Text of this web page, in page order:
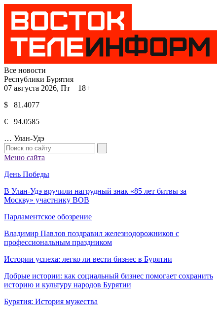
Все новости
Республики Бурятия
07 августа 2026, Пт 18+
$ 81.4077
€ 94.0585
… Улан-Удэ
Меню сайта
День Победы
В Улан-Удэ вручили нагрудный знак «85 лет битвы за
Москву» участнику ВОВ
Парламентское обозрение
Владимир Павлов поздравил железнодорожников с
профессиональным праздником
Истории успеха: легко ли вести бизнес в Бурятии
Добрые истории: как социальный бизнес помогает сохранить
историю и культуру народов Бурятии
Бурятия: История мужества